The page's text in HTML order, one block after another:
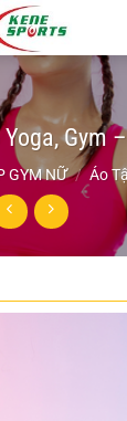
Gym
GYM NỮ / Áo